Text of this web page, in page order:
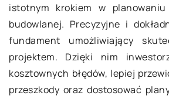
istotnym krokiem w
budowlanej. Precyzyjne i
fundament umożliwiający
projektem. Dzięki nim
kosztownych błędów, lepiej
przeszkody oraz dostosować